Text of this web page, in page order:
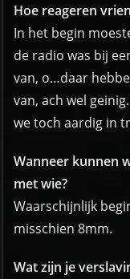
Hoe reageren
In het begin
de radio was bij
van, o…daar
van, ach wel
we toch aardig in
Wanneer kunnen
met wie?
Waarschijnlijk
misschien 8mm.
Wat zijn je